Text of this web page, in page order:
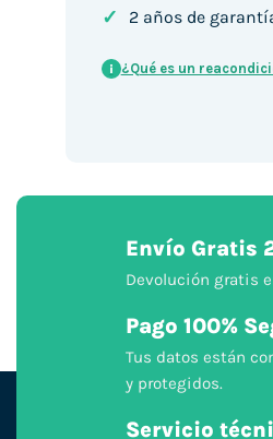
✓ 2 años de
i ¿Qué es un
Envío Gratis
Devolución gratis
Pago 100%
Tus datos están
y protegidos.
Servicio